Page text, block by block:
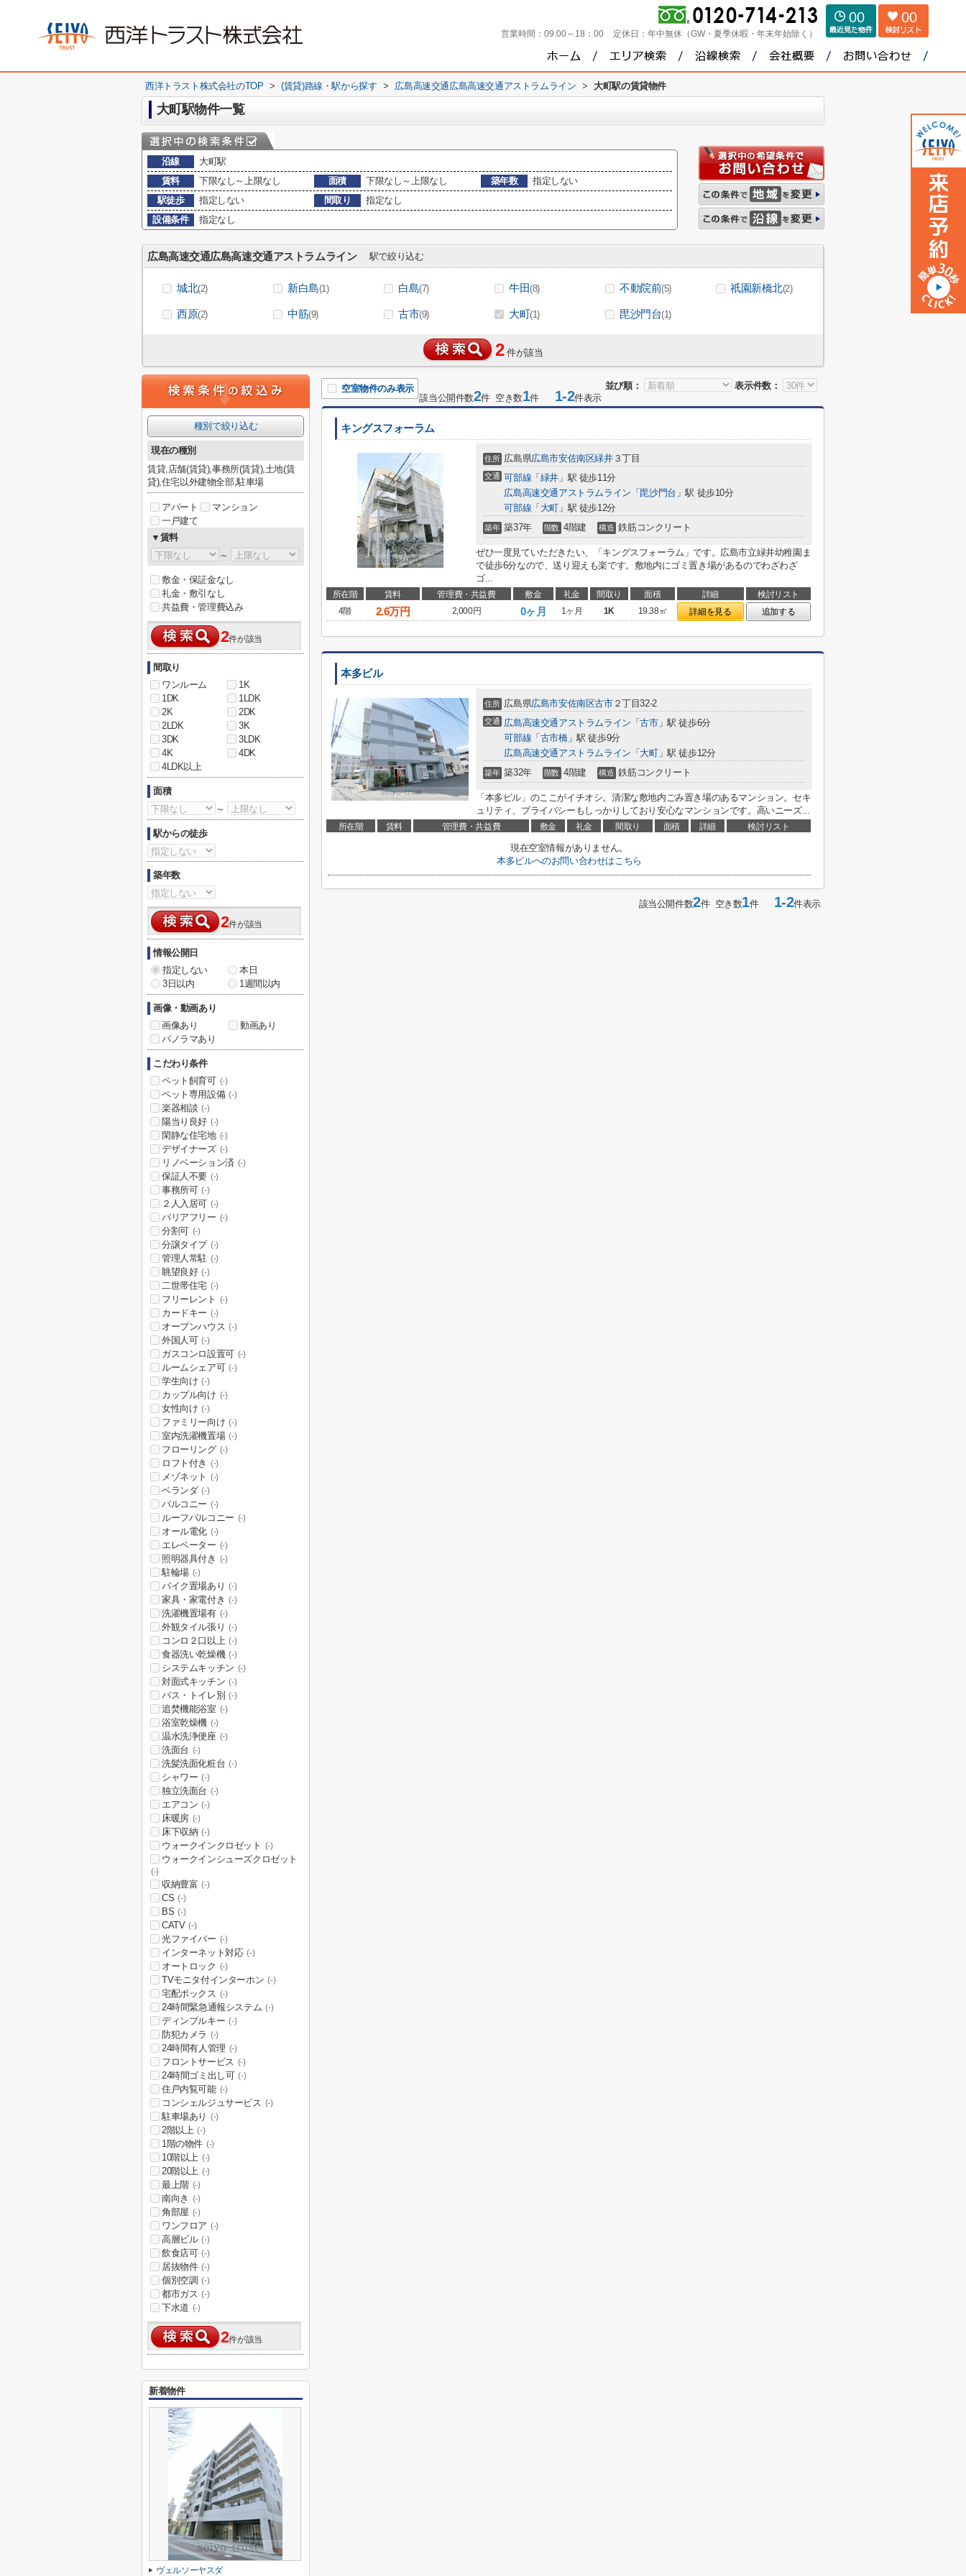
営業時間： 09:00～18：00 定休日： 年中無休（GW・夏季休暇・年末年始除く）
00 00
西洋トラスト株式会社のTOP > (賃貸)路線・駅から探す > 広島高速交通広島高速交通アストラムライン > 大町駅の賃貸物件
大町駅物件一覧
沿線
大町駅
賃料
下限なし～上限なし 面積 下限なし～上限なし 築年数
指定しない
駅徒歩
指定しない 間取り
指定なし
設備条件
指定なし
広島高速交通広島高速交通アストラムライン 駅で絞り込む
城北(2) 新白島(1) 白島(7) 牛田(8) 不動院前(5) 祇園新橋北(2)
西原(2) 中筋(9) 古市(9) 大町(1) 毘沙門台(1)
2 件が該当
並び順： 表示件数：
空室物件のみ表示
該当公開件数2件 空き数1件 1-2件表示
キングスフォーラム
住所 広島県広島市安佐南区緑井３丁目
交通 可部線 「 緑井 」駅 徒歩11分
広島高速交通アストラムライン 「 毘沙門台 」駅 徒歩10分
可部線 「 大町 」駅 徒歩12分
築年 築37年 階数 4階建 構造 鉄筋コンクリート
ぜひ一度見ていただきたい、「キングスフォーラム」です。広島市立緑井幼稚園ま
で徒歩6分なので、送り迎えも楽です。敷地内にゴミ置き場があるのでわざわざ
ゴ...
所在階 賃料 管理費・共益費 敷金 礼金 間取り 面積 詳細
検討リスト
4階
2.6万円 2,000円 0ヶ月 1ヶ月 1K 19.38㎡ 詳細を見る 追加する
本多ビル
住所 広島県広島市安佐南区古市２丁目32-2
交通 広島高速交通アストラムライン 「古市」駅 徒歩6分
可部線 「 古市橋」駅 徒歩9分
広島高速交通アストラムライン 「 大町」駅 徒歩12分
築年 築32年 階数 4階建 構造 鉄筋コンクリート
「本多ビル」のここがイチオシ。清潔な敷地内ごみ置き場のあるマンション。セキ
ュリティ、プライバシーもしっかりしており安心なマンションです。高いニーズ...
所在階 賃料 管理費・共益費 敷金 礼金 間取り 面積 詳細 検討リスト
現在空室情報がありません。
本多ビルへのお問い合わせはこちら
該当公開件数2件 空き数1件1-2件表示
種別で絞り込む
現在の種別
賃貸,店舗(賃貸),事務所(賃貸),土地(賃
貸),住宅以外建物全部,駐車場
アパート
マンション
一戸建て
▼賃料
～
敷金・保証金なし
礼金・敷引なし
共益費・管理費込み
2件が該当
間取り
ワンルーム
1K
1DK
1LDK
2K
2DK
2LDK
3K
3DK
3LDK
4K
4DK
4LDK以上
面積
～
駅からの徒歩
築年数
2件が該当
情報公開日
指定しない
本日
3日以内
1週間以内
画像・動画あり
画像あり
動画あり
パノラマあり
こだわり条件
ペット飼育可 (-)
ペット専用設備 (-)
楽器相談 (-)
陽当り良好 (-)
閑静な住宅地 (-)
デザイナーズ (-)
リノベーション済 (-)
保証人不要 (-)
事務所可 (-)
２人入居可 (-)
バリアフリー (-)
分割可 (-)
分譲タイプ (-)
管理人常駐 (-)
眺望良好 (-)
二世帯住宅 (-)
フリーレント (-)
カードキー (-)
オープンハウス (-)
外国人可 (-)
ガスコンロ設置可 (-)
ルームシェア可 (-)
学生向け (-)
カップル向け (-)
女性向け (-)
ファミリー向け (-)
室内洗濯機置場 (-)
フローリング (-)
ロフト付き (-)
メゾネット (-)
ベランダ (-)
バルコニー (-)
ルーフバルコニー (-)
オール電化 (-)
エレベーター (-)
照明器具付き (-)
駐輪場 (-)
バイク置場あり (-)
家具・家電付き (-)
洗濯機置場有 (-)
外観タイル張り (-)
コンロ２口以上 (-)
食器洗い乾燥機 (-)
システムキッチン (-)
対面式キッチン (-)
バス・トイレ別 (-)
追焚機能浴室 (-)
浴室乾燥機 (-)
温水洗浄便座 (-)
洗面台 (-)
洗髪洗面化粧台 (-)
シャワー (-)
独立洗面台 (-)
エアコン (-)
床暖房 (-)
床下収納 (-)
ウォークインクロゼット (-)
ウォークインシューズクロゼット
(-)
収納豊富 (-)
CS (-)
BS (-)
CATV (-)
光ファイバー (-)
インターネット対応 (-)
オートロック (-)
TVモニタ付インターホン (-)
宅配ボックス (-)
24時間緊急通報システム (-)
ディンプルキー (-)
防犯カメラ (-)
24時間有人管理 (-)
フロントサービス (-)
24時間ゴミ出し可 (-)
住戸内覧可能 (-)
コンシェルジュサービス (-)
駐車場あり (-)
2階以上 (-)
1階の物件 (-)
10階以上 (-)
20階以上 (-)
最上階 (-)
南向き (-)
角部屋 (-)
ワンフロア (-)
高層ビル (-)
飲食店可 (-)
居抜物件 (-)
個別空調 (-)
都市ガス (-)
下水道 (-)
2件が該当
新着物件
ヴェルソーヤスダ